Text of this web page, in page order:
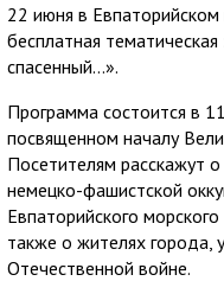
22 июня в
бесплатная
спасенный…».
Программа состоится в
посвященном началу
Посетителям расскажут
немецко-фашистской
Евпаторийского
также о жителях города,
Отечественной войне.